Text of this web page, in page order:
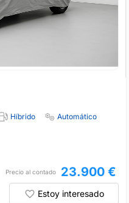
Híbrido
Automático
Precio al contado 23.900 €
Estoy interesado